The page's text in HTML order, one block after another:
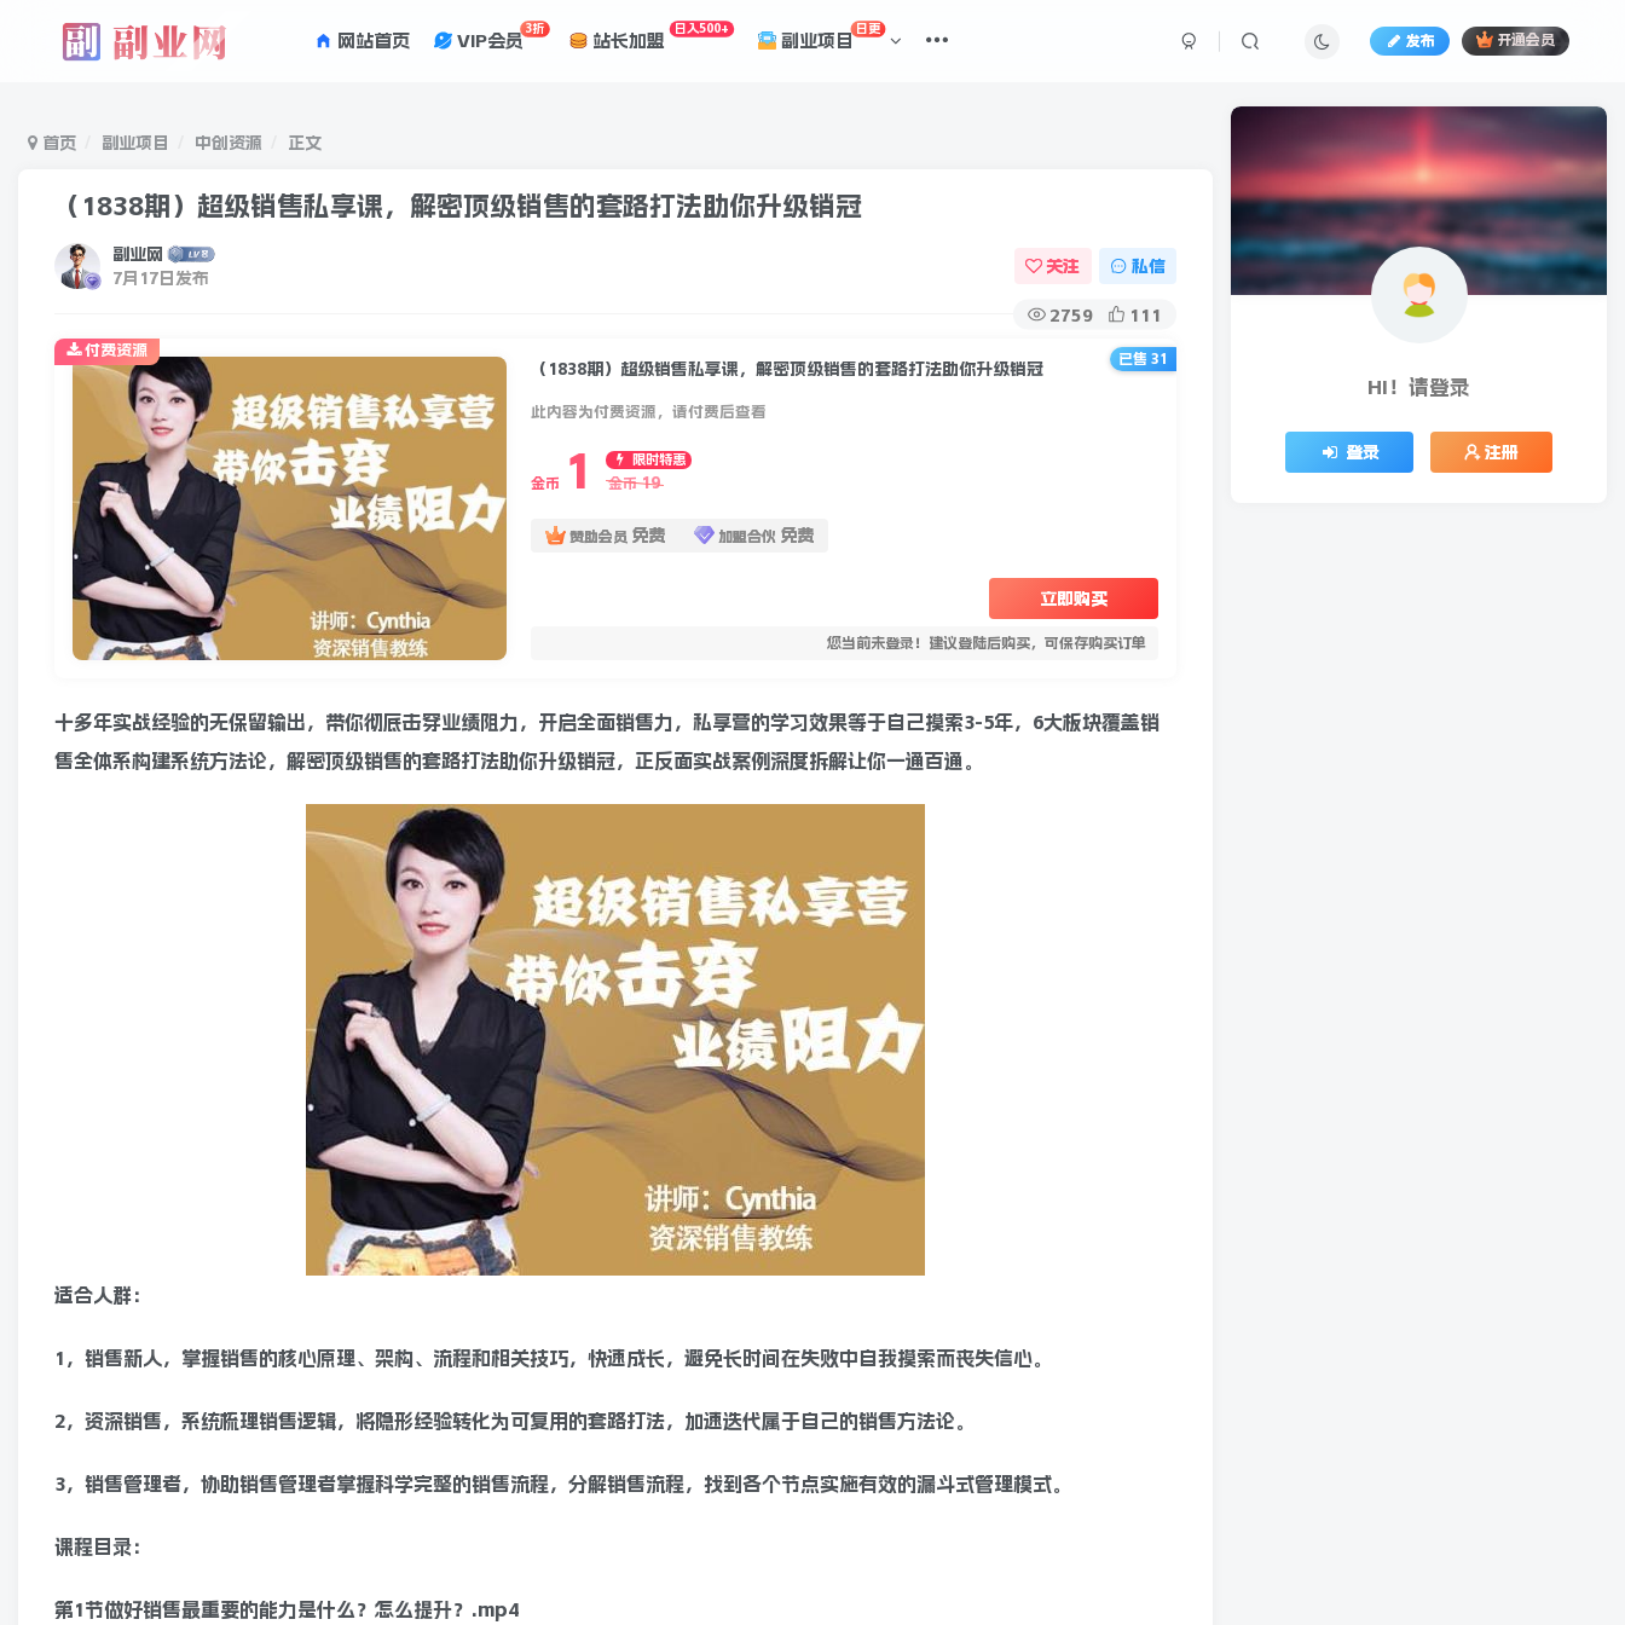
网站首页 VIP会员
3折
站长加盟
日入500+
副业项目
日更
发布 开通会员
首页 副业项目 中创资源 正文
（1838期）超级销售私享课，解密顶级销售的套路打法助你升级销冠
副业网
7月17日发布
关注 私信
2759 111
（1838期）超级销售私享课，解密顶级销售的套路打法助你升级销冠
此内容为付费资源，请付费后查看
金币 1
限时特惠
金币 19
赞助会员 免费 加盟合伙 免费
立即购买
您当前未登录！建议登陆后购买，可保存购买订单
付费资源
已售 31
十多年实战经验的无保留输出，带你彻底击穿业绩阻力，开启全面销售力，私享营的学习效果等于自己摸索3-5年，6大板块覆盖销
售全体系构建系统方法论，解密顶级销售的套路打法助你升级销冠，正反面实战案例深度拆解让你一通百通。
适合人群：
1，销售新人，掌握销售的核心原理、架构、流程和相关技巧，快速成长，避免长时间在失败中自我摸索而丧失信心。
2，资深销售，系统梳理销售逻辑，将隐形经验转化为可复用的套路打法，加速迭代属于自己的销售方法论。
3，销售管理者，协助销售管理者掌握科学完整的销售流程，分解销售流程，找到各个节点实施有效的漏斗式管理模式。
课程目录：
第1节做好销售最重要的能力是什么？怎么提升？.mp4
HI！请登录
登录 注册